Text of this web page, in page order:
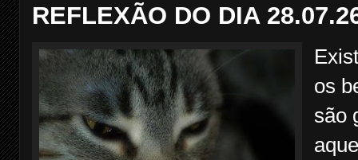
REFLEXÃO DO DIA
os
são